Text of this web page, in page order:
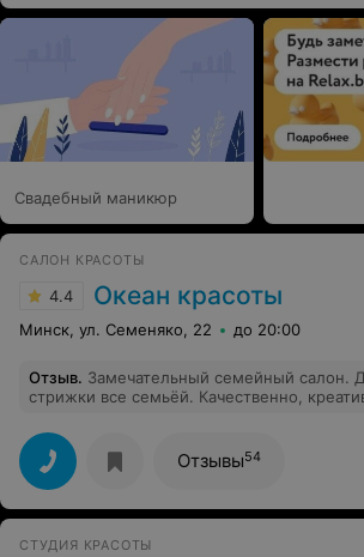
Свадебный маникюр
САЛОН КРАСОТЫ
4.4 Океан красоты
Минск, ул. Семеняко, 22 до 20:00
Отзыв. Замечательный семейный салон.
стрижки все семьёй. Качественно,
упрямого мужа.
Отзывы54
СТУДИЯ КРАСОТЫ